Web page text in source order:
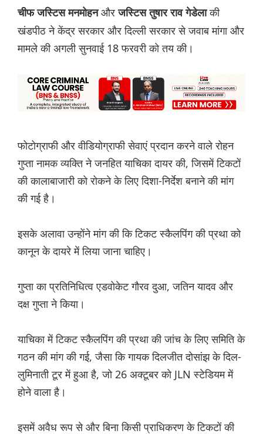
चीफ जस्टिस मनमोहनऔरजस्टिस तुषार राव गेडेलाकी
खंडपीठ ने केंद्र सरकार और दिल्ली सरकार से जवाब मांगा और
मामले की अगली सुनवाई 18 फरवरी को तय की।
फोटोग्राफी और वीडियोग्राफी सेवाएं प्रदान करने वाले रोहन
गुप्ता नामक व्यक्ति ने जनहित याचिका दायर की, जिसमें टिकटों
की कालाबाजारी को रोकने के लिए दिशा-निर्देश बनाने की मांग
की गई है।
इसके अलावा उन्होंने मांग की कि टिकट स्कैलपिंग की प्रथा को
कानून के दायरे में लिया जाना चाहिए।
गुप्ता का प्रतिनिधित्व एडवोकेट गौरव दुआ, जतिन यादव और
दक्ष गुप्ता ने किया।
याचिका में टिकट स्कैलपिंग की प्रथा की जांच के लिए समिति के
गठन की मांग की गई, जैसा कि गायक दिलजीत दोसांझ के दिल-
लुमिनाती टूर में हुआ है, जो 26 अक्टूबर को JLN स्टेडियम में
होने वाला है।
इसमें अवैध रूप से और बिना किसी प्राधिकरण के टिकटों की